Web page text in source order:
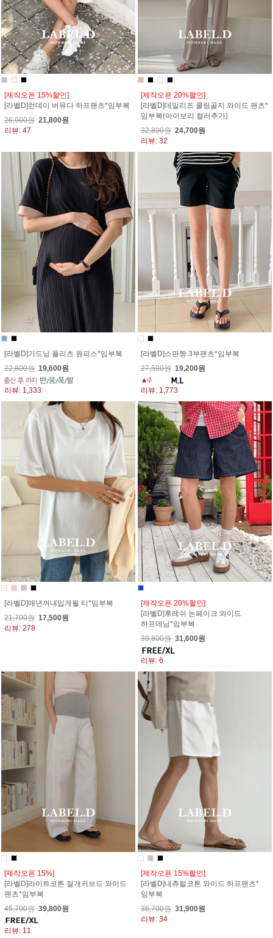
[제작오픈 15%할인]
[라벨D]런데이 버뮤다 하프팬츠*임부복
26,900원 21,800원
리뷰: 47
[제작오픈 20%할인]
[라벨D]데일리즈 쿨링골지 와이드 팬츠*
임부복(아이보리 컬러추가)
32,800원 24,700원
리뷰: 32
[라벨D]가드닝 플리츠 원피스*임부복
22,800원 19,600원
리뷰: 1,333
[라벨D]스판짱 3부팬츠*임부복
27,500원 19,200원
리뷰: 1,773
[라벨D]매년꺼내입게될 티*임부복
21,700원 17,500원
리뷰: 278
[제작오픈 20%할인]
[라벨D]후레쉬 논페이크 와이드
하프데님*임부복
39,800원 31,600원
리뷰: 6
[제작오픈 15%]
[라벨D]라이트코튼 절개커브드 와이드
팬츠*임부복
45,700원 39,800원
리뷰: 11
[제작오픈 15%할인]
[라벨D]내츄럴코튼 와이드 하프팬츠*
임부복
36,700원 31,900원
리뷰: 34